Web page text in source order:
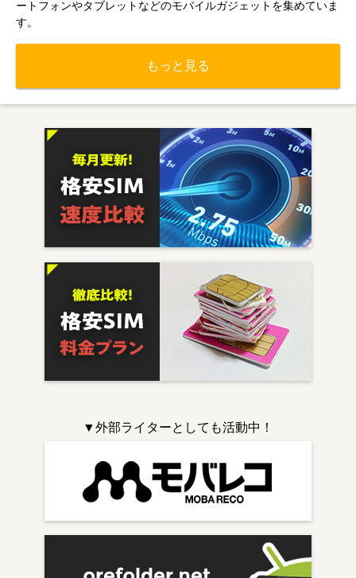
ートフォンやタブレットなどのモバイルガジェットを集めていま
す。
もっと見る
▼外部ライターとしても活動中！